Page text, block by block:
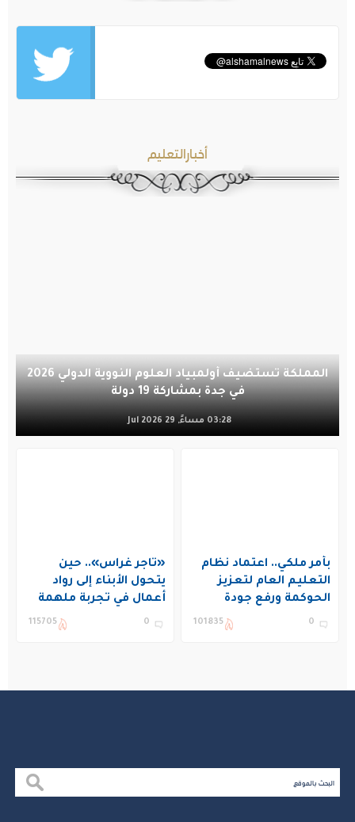
أخبارالتعليم
المملكة تستضيف أولمبياد العلوم النووية الدولي 2026
في جدة بمشاركة 19 دولة
03:28 مساءً, 29 Jul 2026
بأمر ملكي.. اعتماد نظام
التعليم العام لتعزيز
الحوكمة ورفع جودة
التعليم في المملكة
0
101835
«تاجر غراس».. حين
يتحول الأبناء إلى رواد
أعمال في تجربة ملهمة
بنادي غراس الصيفي
0
115705